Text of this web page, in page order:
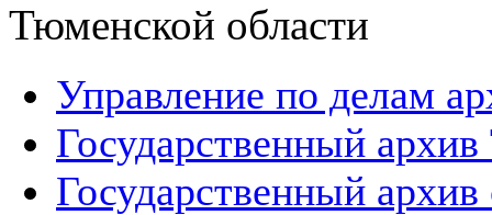
Тюменской области
Управление по делам
Государственный
Государственный